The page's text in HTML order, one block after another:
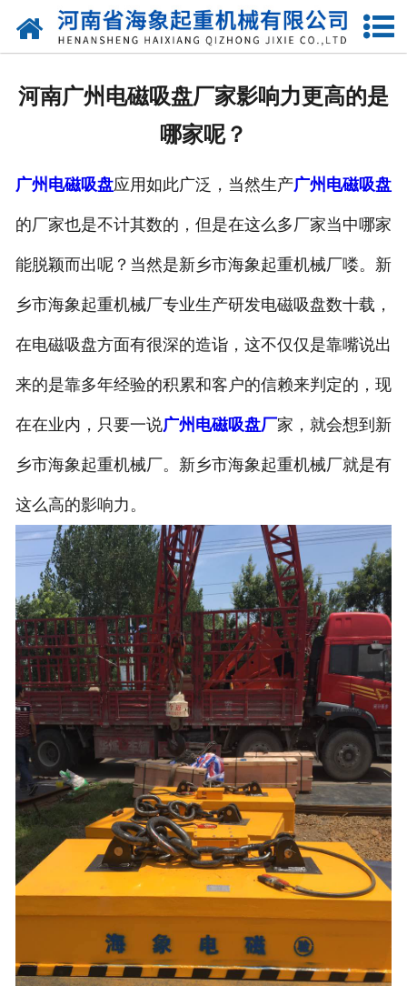
网站首页
厂区一角
案例展示
联系我们
河南广州电磁吸盘厂家影响力更高的是
哪家呢？
广州电磁吸盘应用如此广泛，当然生产广州电磁吸盘
的厂家也是不计其数的，但是在这么多厂家当中哪家
能脱颖而出呢？当然是新乡市海象起重机械厂喽。新
乡市海象起重机械厂专业生产研发电磁吸盘数十载，
在电磁吸盘方面有很深的造诣，这不仅仅是靠嘴说出
来的是靠多年经验的积累和客户的信赖来判定的，现
在在业内，只要一说广州电磁吸盘厂家，就会想到新
乡市海象起重机械厂。新乡市海象起重机械厂就是有
这么高的影响力。